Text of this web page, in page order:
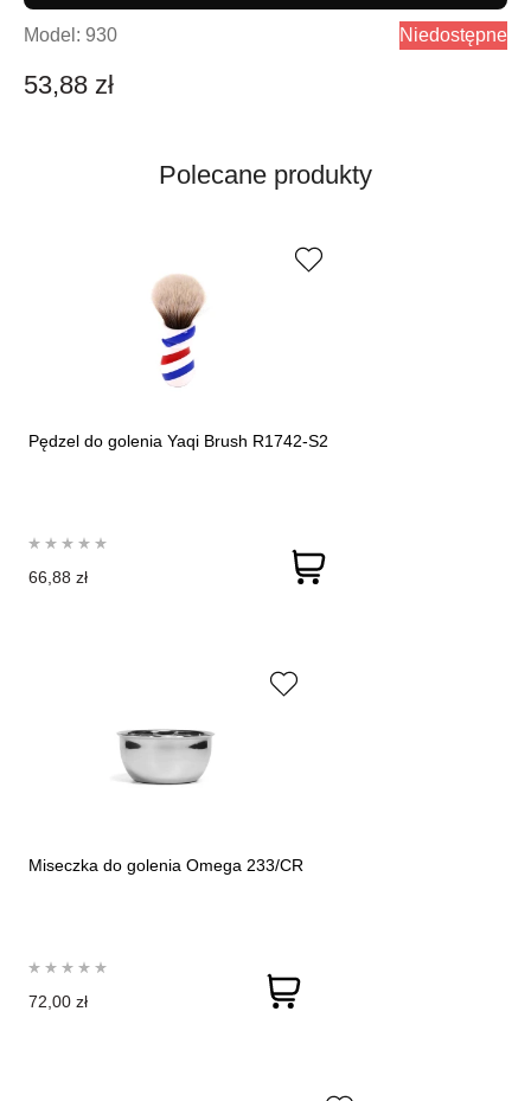
Niedostępne
Model: 930
53,88 zł
Polecane produkty
Pędzel do golenia Yaqi Brush R1742-S2
66,88 zł
Miseczka do golenia Omega 233/CR
72,00 zł